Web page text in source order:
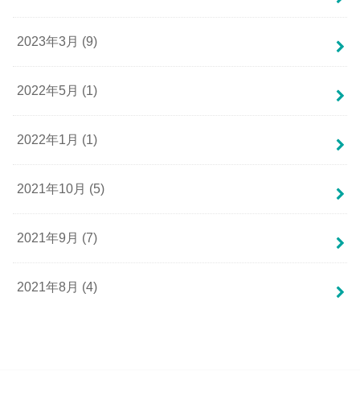
2023年3月 (9)
2022年5月 (1)
2022年1月 (1)
2021年10月 (5)
2021年9月 (7)
2021年8月 (4)